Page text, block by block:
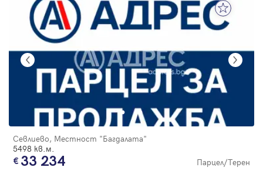
Севлиево, Местност "Багдалата"
5498 кв.м.
33 234 Парцел/Терен